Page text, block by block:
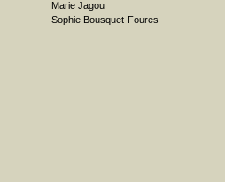
Marie Jagou
Sophie Bousquet-Foures